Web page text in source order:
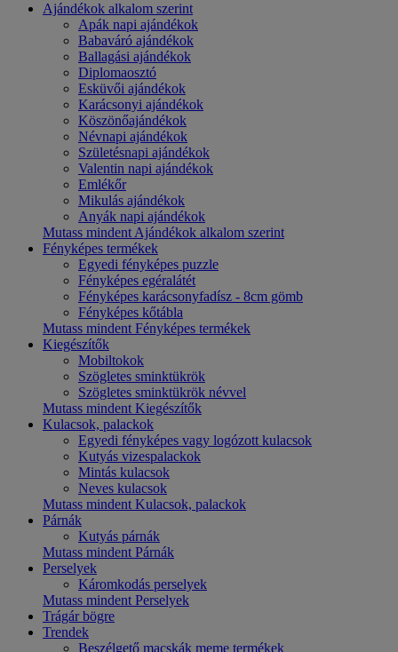
Ajándékok alkalom szerint
Apák napi ajándékok
Babaváró ajándékok
Ballagási ajándékok
Diplomaosztó
Esküvői ajándékok
Karácsonyi ajándékok
Köszönőajándékok
Névnapi ajándékok
Születésnapi ajándékok
Valentin napi ajándékok
Emlékőr
Mikulás ajándékok
Anyák napi ajándékok
Mutass mindent Ajándékok alkalom szerint
Fényképes termékek
Egyedi fényképes puzzle
Fényképes egéralátét
Fényképes karácsonyfadísz - 8cm gömb
Fényképes kőtábla
Mutass mindent Fényképes termékek
Kiegészítők
Mobiltokok
Szögletes sminktükrök
Szögletes sminktükrök névvel
Mutass mindent Kiegészítők
Kulacsok, palackok
Egyedi fényképes vagy logózott kulacsok
Kutyás vizespalackok
Mintás kulacsok
Neves kulacsok
Mutass mindent Kulacsok, palackok
Párnák
Kutyás párnák
Mutass mindent Párnák
Perselyek
Káromkodás perselyek
Mutass mindent Perselyek
Trágár bögre
Trendek
Beszélgető macskák meme termékek